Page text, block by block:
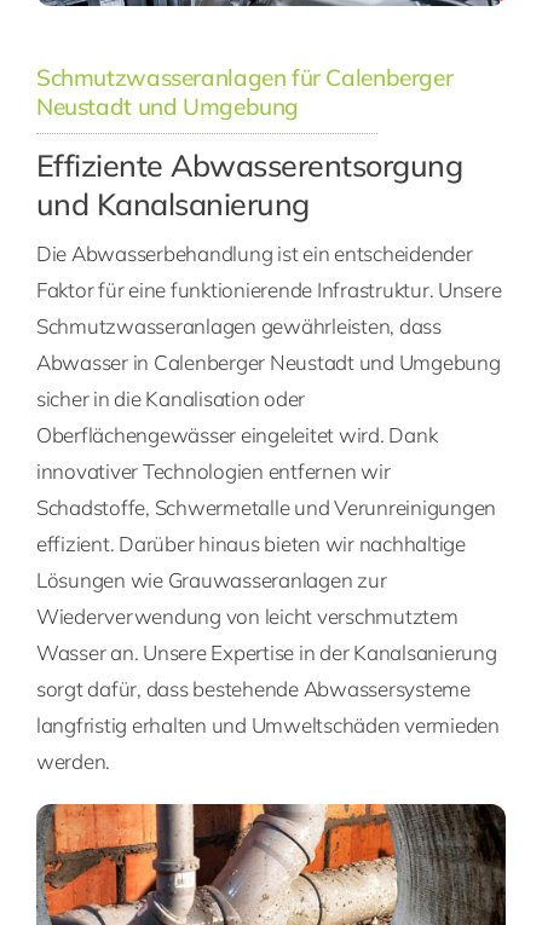
Schmutzwasseranlagen für Calenberger
Neustadt und Umgebung
Effiziente Abwasserentsorgung
und Kanalsanierung
Die Abwasserbehandlung ist ein entscheidender
Faktor für eine funktionierende Infrastruktur. Unsere
Schmutzwasseranlagen gewährleisten, dass
Abwasser in Calenberger Neustadt und Umgebung
sicher in die Kanalisation oder
Oberflächengewässer eingeleitet wird. Dank
innovativer Technologien entfernen wir
Schadstoffe, Schwermetalle und Verunreinigungen
effizient. Darüber hinaus bieten wir nachhaltige
Lösungen wie Grauwasseranlagen zur
Wiederverwendung von leicht verschmutztem
Wasser an. Unsere Expertise in der Kanalsanierung
sorgt dafür, dass bestehende Abwassersysteme
langfristig erhalten und Umweltschäden vermieden
werden.